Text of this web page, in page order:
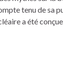
tenu de sa
a été